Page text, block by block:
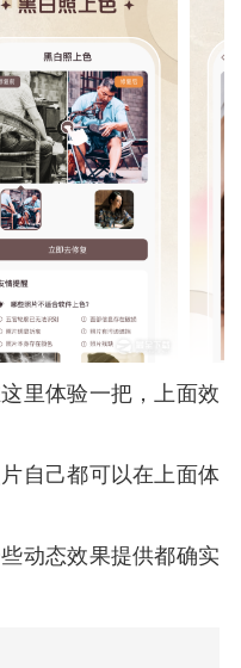
里体验一把，上面效
自己都可以在上面体
动态效果提供都确实